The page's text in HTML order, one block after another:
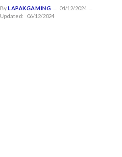
ByLAPAKGAMING
04/12/2024
Updated:
06/12/2024